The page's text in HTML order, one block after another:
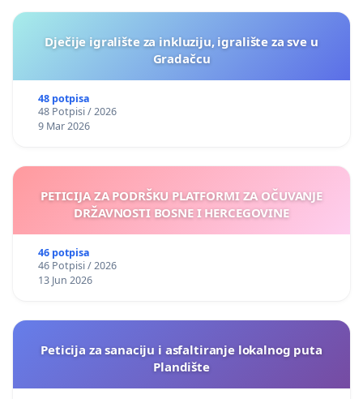
Dječije igralište za inkluziju, igralište za sve u
Gradačcu
48 potpisa
48 Potpisi / 2026
9 Mar 2026
PETICIJA ZA PODRŠKU PLATFORMI ZA OČUVANJE
DRŽAVNOSTI BOSNE I HERCEGOVINE
46 potpisa
46 Potpisi / 2026
13 Jun 2026
Peticija za sanaciju i asfaltiranje lokalnog puta
Plandište